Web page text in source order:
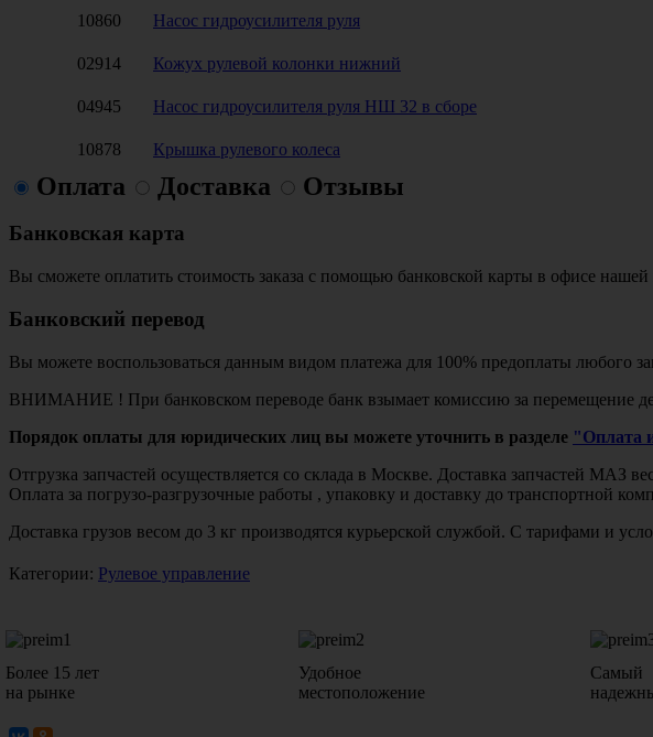
10860
Насос гидроусилителя руля
02914
Кожух рулевой колонки нижний
04945
Насос гидроусилителя руля НШ 32 в сборе
10878
Крышка рулевого колеса
Оплата Доставка Отзывы
Банковская карта
Вы сможете оплатить стоимость заказа с помощью банковской карты в офисе
Банковский перевод
Вы можете воспользоваться данным видом платежа для 100% предоплаты любого
ВНИМАНИЕ ! При банковском переводе банк взымает комиссию за перемещение
Порядок оплаты для юридических лиц вы можете уточнить в разделе "Оплата
Отгрузка запчастей осуществляется со склада в Москве. Доставка запчастей
Оплата за погрузо-разгрузочные работы , упаковку и доставку до транспортной
Доставка грузов весом до 3 кг производятся курьерской службой. С тарифами и
Категории: Рулевое управление
Более 15 лет
на рынке
Удобное
местоположение
Самый